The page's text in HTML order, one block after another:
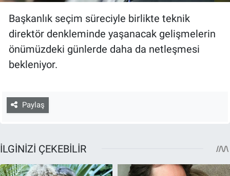
Başkanlık seçim süreciyle birlikte teknik
direktör denkleminde yaşanacak gelişmelerin
önümüzdeki günlerde daha da netleşmesi
bekleniyor.
Paylaş